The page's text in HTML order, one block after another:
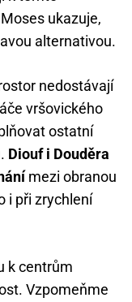
ukazuje,
alternativou.
nedostávají
vršovického
ostatní
Diouf i Douděra
mezi obranou
i při zrychlení
k centrům
Vzpomeňme